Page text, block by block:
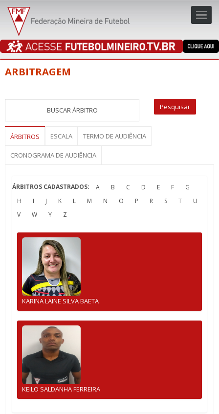
ARBITRAGEM
ÁRBITROS ESCALA TERMO DE AUDIÊNCIA
CRONOGRAMA DE AUDIÊNCIA
ÁRBITROS CADASTRADOS: A B C D E F
G
H
I J K L M N O P R S T
U
V
W Y Z
KARINA LAINE SILVA BAETA
KEILO SALDANHA FERREIRA